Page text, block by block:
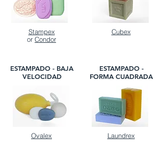
Stampex
or Condor
Cubex
ESTAMPADO -
FORMA CUADRADA
ESTAMPADO - BAJA
VELOCIDAD
Ovalex Laundrex